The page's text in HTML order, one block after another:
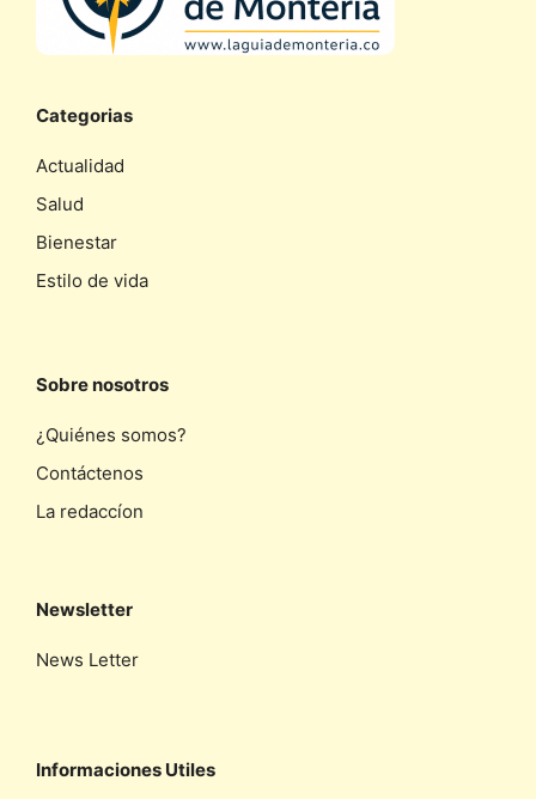
Categorias
Actualidad
Salud
Bienestar
Estilo de vida
Sobre nosotros
¿Quiénes somos?
Contáctenos
La redaccíon
Newsletter
News Letter
Informaciones Utiles